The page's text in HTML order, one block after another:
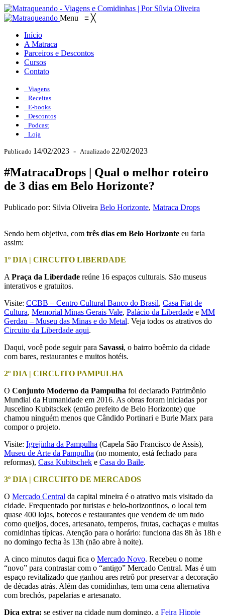
Menu ≡ ╳
Início
A Matraca
Parceiros e Descontos
Cursos
Contato
Viagens
Receitas
E-books
Descontos
Podcast
Loja
Publicado 14/02/2023 - Atualizado 22/02/2023
#MatracaDrops | Qual o melhor roteiro
de 3 dias em Belo Horizonte?
Publicado por: Silvia Oliveira Belo Horizonte, Matraca Drops
Sendo bem objetiva, com três dias em Belo Horizonte eu faria
assim:
1º DIA | CIRCUITO LIBERDADE
A Praça da Liberdade reúne 16 espaços culturais. São museus
interativos e gratuitos.
Visite: CCBB – Centro Cultural Banco do Brasil, Casa Fiat de
Cultura, Memorial Minas Gerais Vale, Palácio da Liberdade e MM
Gerdau – Museu das Minas e do Metal. Veja todos os atrativos do
Circuito da Liberdade aqui.
Daqui, você pode seguir para Savassi, o bairro boêmio da cidade
com bares, restaurantes e muitos hotéis.
2º DIA | CIRCUITO PAMPULHA
O Conjunto Moderno da Pampulha foi declarado Patrimônio
Mundial da Humanidade em 2016. As obras foram iniciadas por
Juscelino Kubitsckek (então prefeito de Belo Horizonte) que
chamou ninguém menos que Cândido Portinari e Burle Marx para
compor o projeto.
Visite: Igrejinha da Pampulha (Capela São Francisco de Assis),
Museu de Arte da Pampulha (no momento, está fechado para
reformas), Casa Kubitschek e Casa do Baile.
3º DIA | CIRCUIITO DE MERCADOS
O Mercado Central da capital mineira é o atrativo mais visitado da
cidade. Frequentado por turistas e belo-horizontinos, o local tem
quase 400 lojas, botecos e restaurantes que vendem de um tudo
como queijos, doces, artesanato, temperos, frutas, cachaças e muitas
comidinhas típicas. Atenção para o horário: funciona das 8h às 18h e
no domingo fecha às 13h (não abre à noite).
A cinco minutos daqui fica o Mercado Novo. Recebeu o nome
“novo” para contrastar com o “antigo” Mercado Central. Mas é um
espaço revitalizado que ganhou ares retrô por preservar a decoração
de décadas atrás. Além das comidinhas, tem uma cena alternativa
com brechós, papelarias e artesanato.
Dica extra: se estiver na cidade num domingo, a Feira Hippie